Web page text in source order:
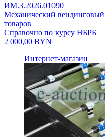
ИМ.3.2026.01090
Механический
товаров
Справочно по курсу НБРБ
2 000,00 BYN
Интернет-магазин